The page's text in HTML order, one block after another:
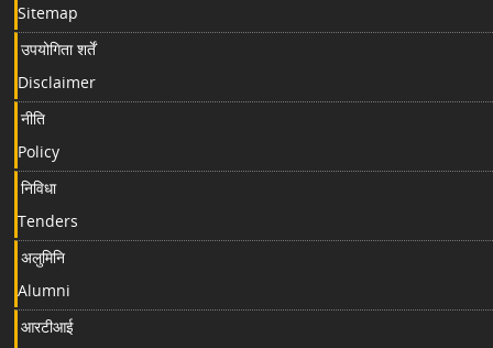
Sitemap
उपयोगिता शर्तें
Disclaimer
नीति
Policy
निविधा
Tenders
अलुमिनि
Alumni
आरटीआई